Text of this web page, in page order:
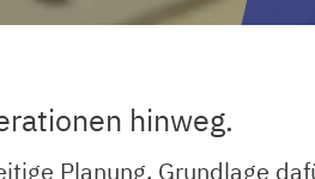
hinweg.
Planung. Grundlage